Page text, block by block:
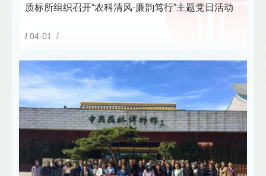
质标所组织召开“农科清风·廉韵笃行”主题党日活动
/ 04-01 /